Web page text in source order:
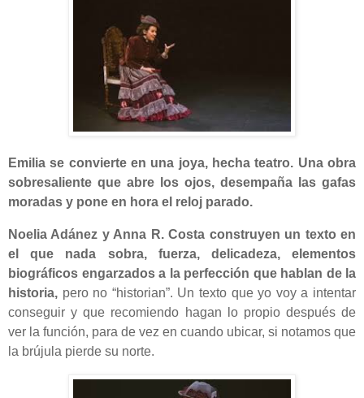
Emilia se convierte en una joya, hecha teatro. Una obra
sobresaliente que abre los ojos, desempaña las gafas
moradas y pone en hora el reloj parado.
Noelia Adánez y Anna R. Costa construyen un texto en
el que nada sobra, fuerza, delicadeza, elementos
biográficos engarzados a la perfección que hablan de la
historia, pero no “historian”. Un texto que yo voy a intentar
conseguir y que recomiendo hagan lo propio después de
ver la función, para de vez en cuando ubicar, si notamos que
la brújula pierde su norte.